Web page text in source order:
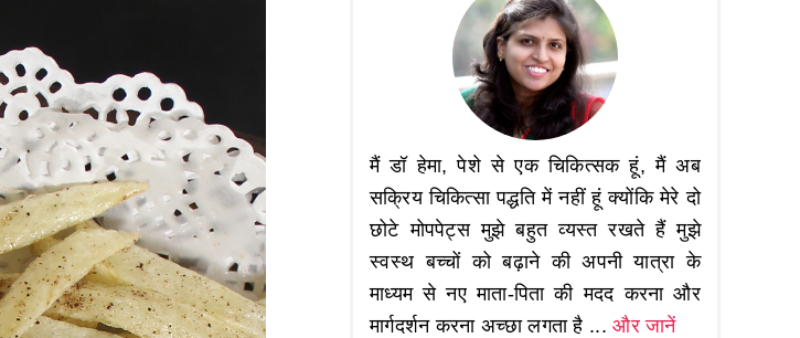
मैं डॉ हेमा, पेशे से एक चिकित्सक हूं, मैं अब
सक्रिय चिकित्सा पद्धति में नहीं हूं क्योंकि मेरे दो
छोटे मोपपेट्स मुझे बहुत व्यस्त रखते हैं मुझे
स्वस्थ बच्चों को बढ़ाने की अपनी यात्रा के
माध्यम से नए माता-पिता की मदद करना और
मार्गदर्शन करना अच्छा लगता है ...और जानें